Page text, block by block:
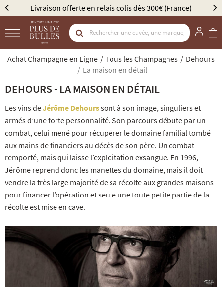
offerte en relais colis dès 300€ (France) Élu
Achat Champagne en Ligne Tous les Champagnes
Dehours
La maison en détail
DEHOURS - LA MAISON EN DÉTAIL
Les vins deJérôme Dehourssont à son image, singuliers et
armés d’une forte personnalité. Son parcours débute par un
combat, celui mené pour récupérer le domaine familial tombé
aux mains de financiers au décès de son père. Un combat
remporté, mais qui laisse l’exploitation exsangue. En 1996,
Jérôme reprend donc les manettes du domaine, mais il doit
vendre la très large majorité de sa récolte aux grandes maisons
pour financer l’opération et seule une toute petite partie de la
récolte est mise en cave.